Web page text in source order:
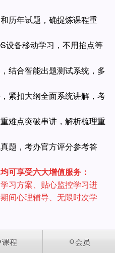
历年试题，确提炼课程重
设备移动学习，不用掐点等
结合智能出题测试系统，多
紧扣大纲全面系统讲解，考
难点突破串讲，解析梳理重
题，考办官方评分参考答
可享受六大增值服务：
习方案、贴心监控学习进
间心理辅导、无限时次学
学费请联系在线课程顾问为
课程 会员